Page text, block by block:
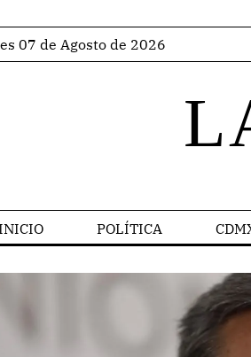
07 de Agosto de 2026
POLÍTICA